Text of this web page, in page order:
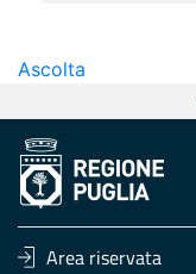
Ascolta
Area riservata